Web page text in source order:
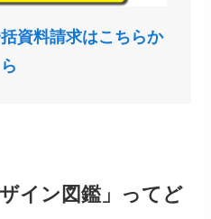
資料請求はこちらか
ら
イン図鑑」ってど